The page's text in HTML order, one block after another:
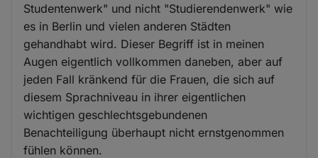
Studentenwerk" und nicht "Studierendenwerk" wie
es in Berlin und vielen anderen Städten
gehandhabt wird. Dieser Begriff ist in meinen
Augen eigentlich vollkommen daneben, aber auf
jeden Fall kränkend für die Frauen, die sich auf
diesem Sprachniveau in ihrer eigentlichen
wichtigen geschlechtsgebundenen
Benachteiligung überhaupt nicht ernstgenommen
fühlen können.